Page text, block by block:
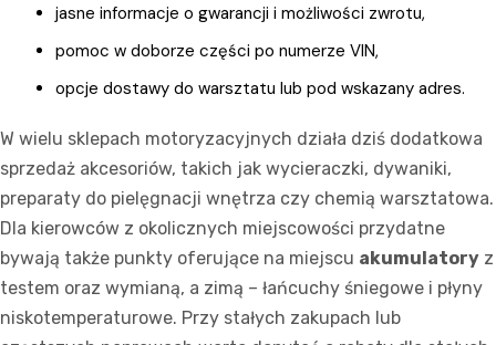
jasne informacje o gwarancji i możliwości zwrotu,
pomoc w doborze części po numerze VIN,
opcje dostawy do warsztatu lub pod wskazany adres.
W wielu sklepach motoryzacyjnych działa dziś dodatkowa
sprzedaż akcesoriów, takich jak wycieraczki, dywaniki,
preparaty do pielęgnacji wnętrza czy chemią warsztatowa.
Dla kierowców z okolicznych miejscowości przydatne
bywają także punkty oferujące na miejscu akumulatory z
testem oraz wymianą, a zimą – łańcuchy śniegowe i płyny
niskotemperaturowe. Przy stałych zakupach lub